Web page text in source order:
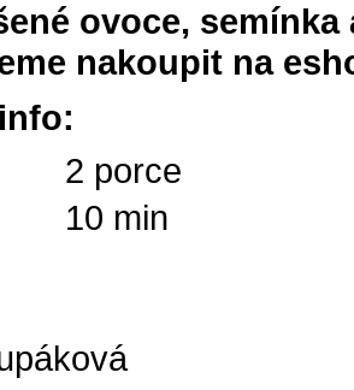
ovoce,
nakoupit na
2 porce
10 min